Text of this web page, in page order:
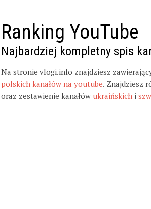
Ranking YouTube
Najbardziej kompletny spis
Na stronie vlogi.info znajdziesz
polskich kanałów na youtube. Znajdziesz
oraz zestawienie kanałów ukraińskich i